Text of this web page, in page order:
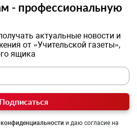
- профессиональную
актуальные новости и
от «Учительской газеты»,
ящика
Подписаться
и даю согласие на